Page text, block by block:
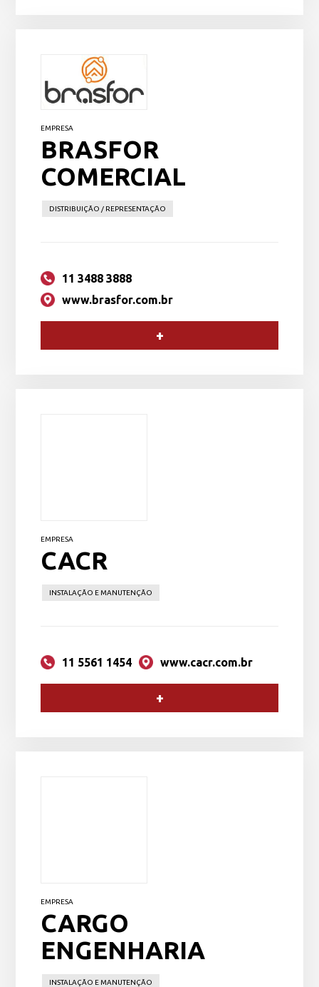
EMPRESA
BRASFOR
COMERCIAL
DISTRIBUIÇÃO / REPRESENTAÇÃO
11 3488 3888
www.brasfor.com.br
+
EMPRESA
CACR
INSTALAÇÃO E MANUTENÇÃO
11 5561 1454 www.cacr.com.br
+
EMPRESA
CARGO
ENGENHARIA
INSTALAÇÃO E MANUTENÇÃO